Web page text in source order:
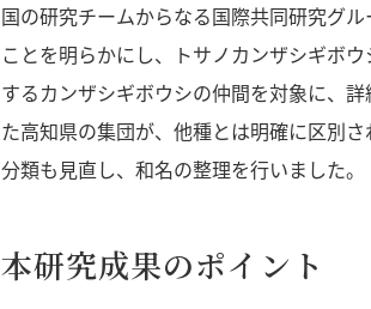
国の研究チームからなる国際共同研究グ
ことを明らかにし、トサノカンザシギボ
するカンザシギボウシの仲間を対象に、
た高知県の集団が、他種とは明確に区別
分類も見直し、和名の整理を行いました。
本研究成果のポイント